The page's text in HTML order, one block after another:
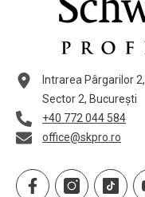
Intrarea Pârgarilor 2,
Sector 2, București
+40 772 044 584
office@skpro.ro